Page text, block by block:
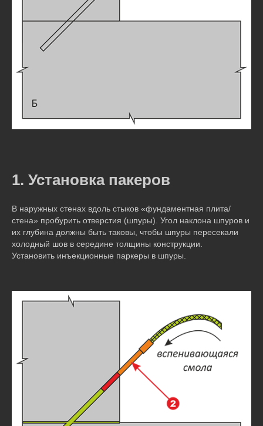
1. Установка пакеров
В наружных стенах вдоль стыков «фундаментная плита/
стена» пробурить отверстия (шпуры). Угол наклона шпуров и
их глубина должны быть таковы, чтобы шпуры пересекали
холодный шов в середине толщины конструкции.
Установить инъекционные паркеры в шпуры.